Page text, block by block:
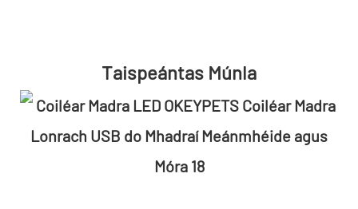
Taispeántas Múnla